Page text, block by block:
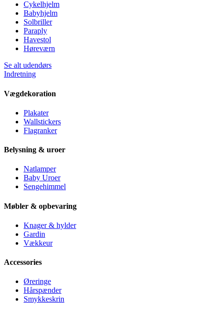
Cykelhjelm
Babyhjelm
Solbriller
Paraply
Havestol
Høreværn
Se alt udendørs
Indretning
Vægdekoration
Plakater
Wallstickers
Flagranker
Belysning & uroer
Natlamper
Baby Uroer
Sengehimmel
Møbler & opbevaring
Knager & hylder
Gardin
Vækkeur
Accessories
Øreringe
Hårspænder
Smykkeskrin